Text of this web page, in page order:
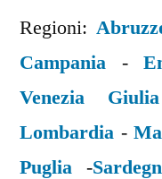
Regioni:
Campania -
Venezia Giulia
Lombardia -
Puglia -